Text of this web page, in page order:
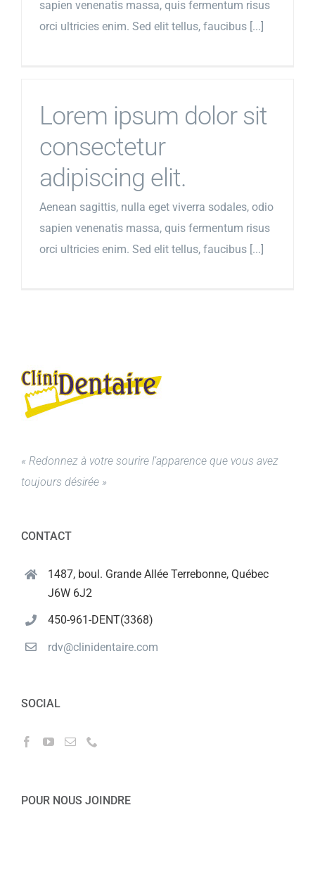
sapien venenatis massa, quis fermentum risus
orci ultricies enim. Sed elit tellus, faucibus [...]
Lorem ipsum dolor sit
consectetur
adipiscing elit.
Aenean sagittis, nulla eget viverra sodales, odio
sapien venenatis massa, quis fermentum risus
orci ultricies enim. Sed elit tellus, faucibus [...]
« Redonnez à votre sourire l’apparence que vous avez
toujours désirée »
CONTACT
1487, boul. Grande Allée Terrebonne, Québec
J6W 6J2
450-961-DENT(3368)
rdv@clinidentaire.com
SOCIAL
POUR NOUS JOINDRE